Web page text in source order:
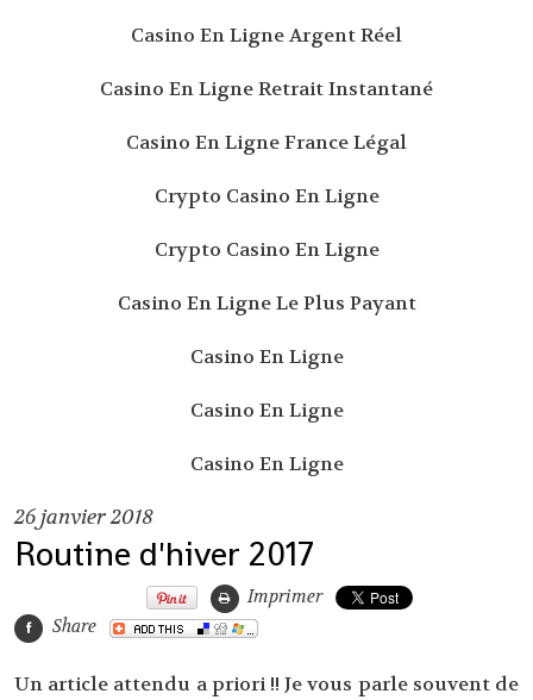
Casino En Ligne Argent Réel
Casino En Ligne Retrait Instantané
Casino En Ligne France Légal
Crypto Casino En Ligne
Crypto Casino En Ligne
Casino En Ligne Le Plus Payant
Casino En Ligne
Casino En Ligne
Casino En Ligne
26janvier 2018
Routine d'hiver 2017
Imprimer
Share
Un article attendu a priori !! Je vous parle souvent de